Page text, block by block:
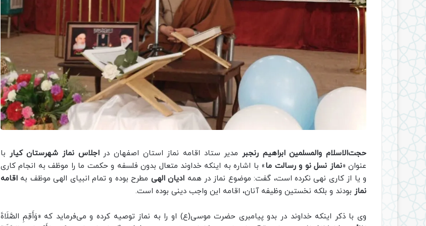
حجت‌الاسلام والمسلمین ابراهیم رنجبر مدیر ستاد اقامه نماز استان اصفهان دراجلاس نماز شهرستان کیار با
عنوان «نماز نسل نو و رسالت ما» با اشاره به اینکه خداوند متعال بدون فلسفه‌ و حکمت ما را موظف به انجام کاری
و یا از کاری نهی نکرده است، گفت: موضوع نماز در همه ادیان الهی مطرح بوده و تمام انبیای الهی موظف به اقامه
نماز بودند و بلکه نخستین وظیفه آنان، اقامه این واجب دینی بوده است.
وی با ذکر اینکه خداوند در بدو پیامبری حضرت موسی(ع) او را به نماز توصیه کرده و می‌فرماید که «وَأَقِمِ الصَّلَاةَ